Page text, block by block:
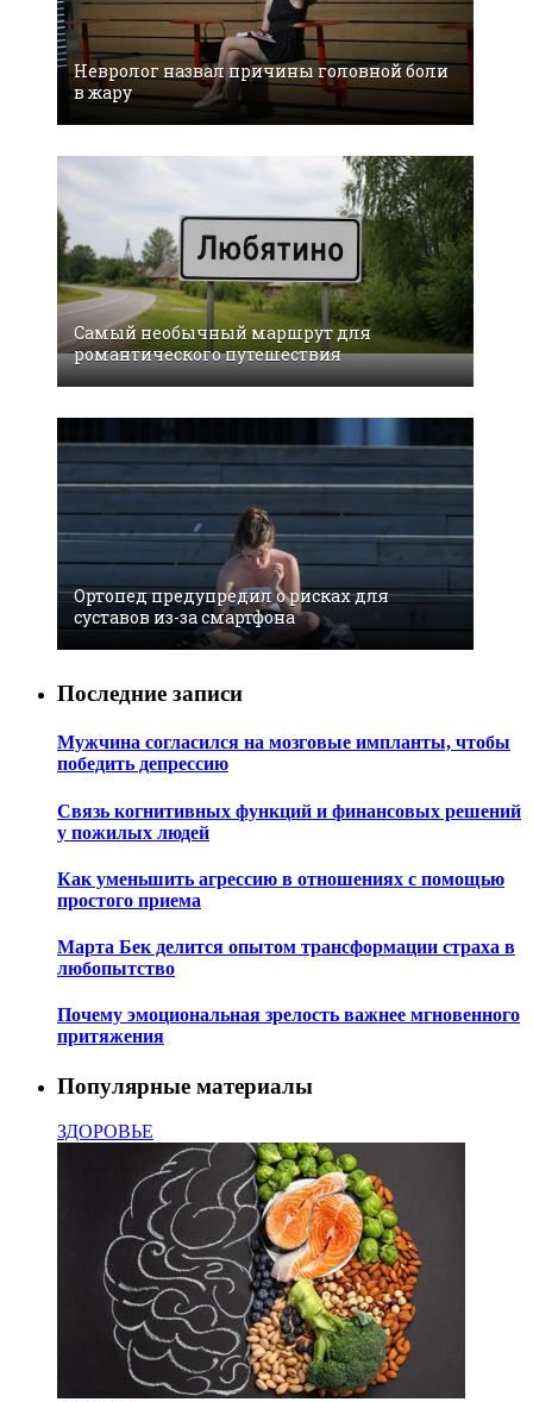
Невролог назвал причины головной боли
в жару
Самый необычный маршрут для
романтического путешествия
Ортопед предупредил о рисках для
суставов из-за смартфона
Последние записи
Мужчина согласился на мозговые импланты, чтобы
победить депрессию
Связь когнитивных функций и финансовых решений
у пожилых людей
Как уменьшить агрессию в отношениях с помощью
простого приема
Марта Бек делится опытом трансформации страха в
любопытство
Почему эмоциональная зрелость важнее мгновенного
притяжения
Популярные материалы
ЗДОРОВЬЕ